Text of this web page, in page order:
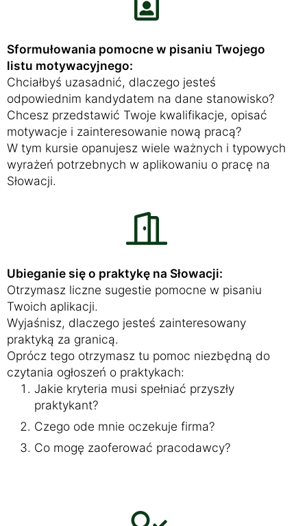
Sformułowania pomocne w pisaniu Twojego
listu motywacyjnego:
Chciałbyś uzasadnić, dlaczego jesteś
odpowiednim kandydatem na dane stanowisko?
Chcesz przedstawić Twoje kwalifikacje, opisać
motywacje i zainteresowanie nową pracą?
W tym kursie opanujesz wiele ważnych i typowych
wyrażeń potrzebnych w aplikowaniu o pracę na
Słowacji.
Ubieganie się o praktykę na Słowacji:
Otrzymasz liczne sugestie pomocne w pisaniu
Twoich aplikacji.
Wyjaśnisz, dlaczego jesteś zainteresowany
praktyką za granicą.
Oprócz tego otrzymasz tu pomoc niezbędną do
czytania ogłoszeń o praktykach:
Jakie kryteria musi spełniać przyszły
praktykant?
Czego ode mnie oczekuje firma?
Co mogę zaoferować pracodawcy?